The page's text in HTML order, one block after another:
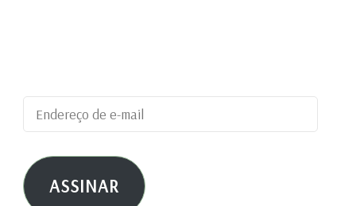
Endereço
de
e-
mail ASSINAR